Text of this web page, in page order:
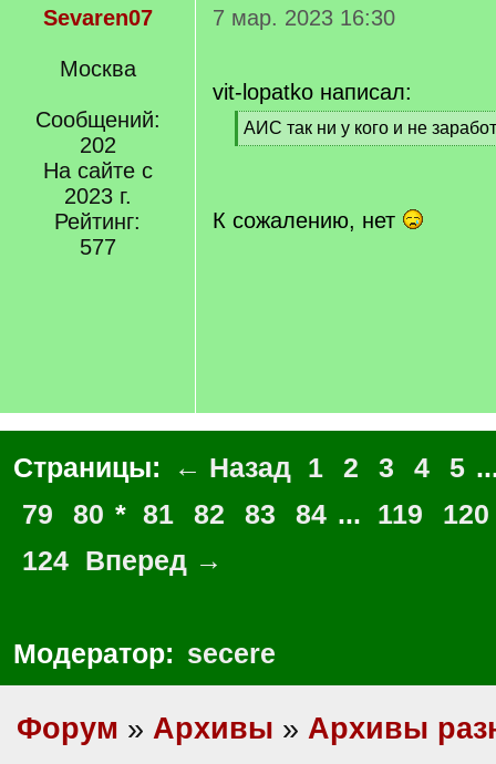
Sevaren07
Москва
Сообщений:
202
На сайте с
2023 г.
Рейтинг:
577
7 мар. 2023 16:30
vit-lopatko написал:
[
q
АИС так ни у кого и не
[
К сожалению, нет
Страницы: ← Назад 1 2 3 4 5
79
80 * 81 82 83 84 ... 119
120
124 Вперед →
Модератор: secere
Форум » Архивы » Архивы